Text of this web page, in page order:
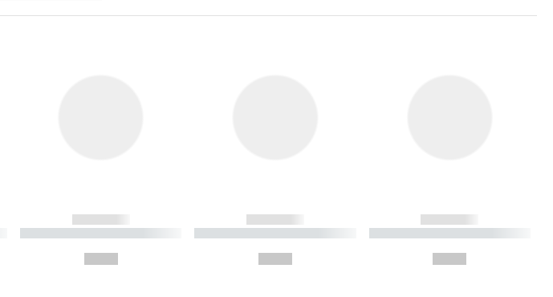
------------
----------- ----------- ----------
------------
----------- ----------- ----------
------------
----------- ----------- ----------